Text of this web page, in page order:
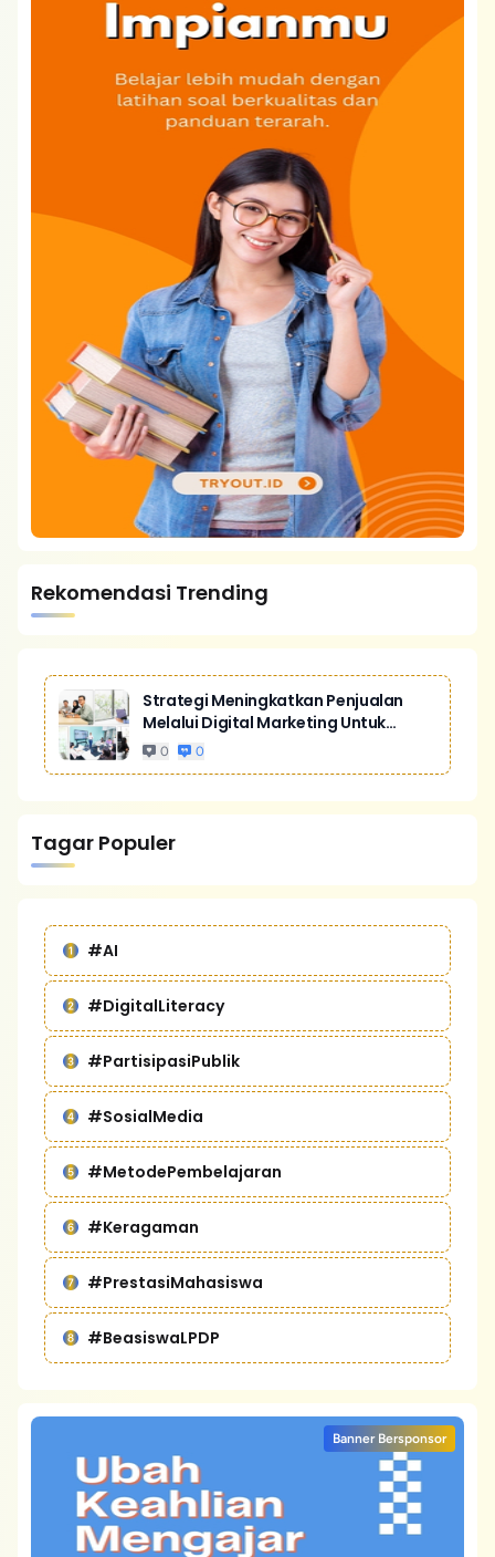
Rekomendasi Trending
Strategi Meningkatkan Penjualan
Melalui Digital Marketing Untuk
Bisnis Yang Lebih Kompetitif
0 0
Tagar Populer
#AI
#DigitalLiteracy
#PartisipasiPublik
#SosialMedia
#MetodePembelajaran
#Keragaman
#PrestasiMahasiswa
#BeasiswaLPDP
Banner Bersponsor